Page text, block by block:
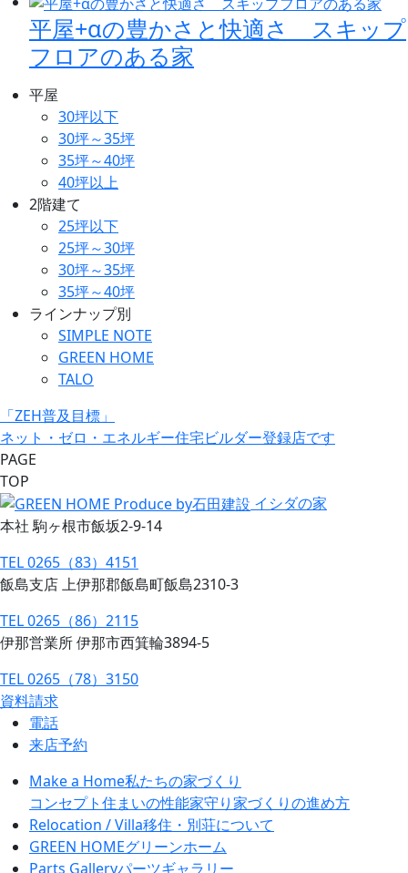
平屋+αの豊かさと快適さ スキップ
フロアのある家
平屋
30坪以下
30坪～35坪
35坪～40坪
40坪以上
2階建て
25坪以下
25坪～30坪
30坪～35坪
35坪～40坪
ラインナップ別
SIMPLE NOTE
GREEN HOME
TALO
「ZEH普及目標」
ネット・ゼロ・エネルギー住宅ビルダー登録店です
PAGE
TOP
イシダの家
本社 駒ヶ根市飯坂2-9-14
TEL 0265（83）4151
飯島支店 上伊那郡飯島町飯島2310-3
TEL 0265（86）2115
伊那営業所 伊那市西箕輪3894-5
TEL 0265（78）3150
資料請求
電話
来店予約
Make a Home私たちの家づくり
コンセプト住まいの性能家守り家づくりの進め方
Relocation / Villa移住・別荘について
GREEN HOMEグリーンホーム
Parts Galleryパーツギャラリー